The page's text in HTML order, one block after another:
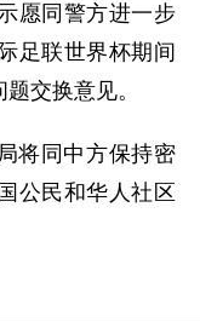
愿同警方进一步
足联世界杯期间
交换意见。
将同中方保持密
公民和华人社区